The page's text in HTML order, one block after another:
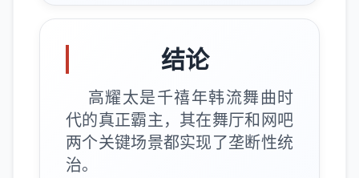
结论
高耀太是千禧年韩流舞曲时
代的真正霸主，其在舞厅和网吧
两个关键场景都实现了垄断性统
治。